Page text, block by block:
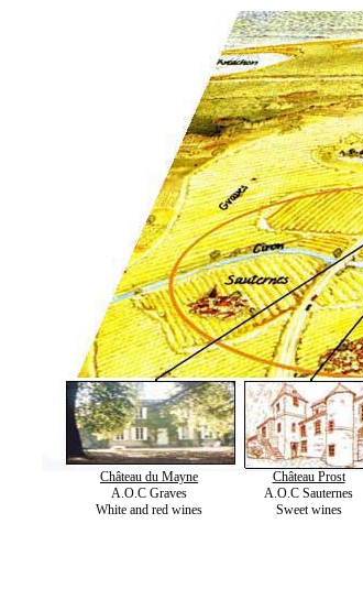
Château Prost
A.O.C Sauternes
Sweet wines
Château du Mayne
A.O.C Graves
White and red wines